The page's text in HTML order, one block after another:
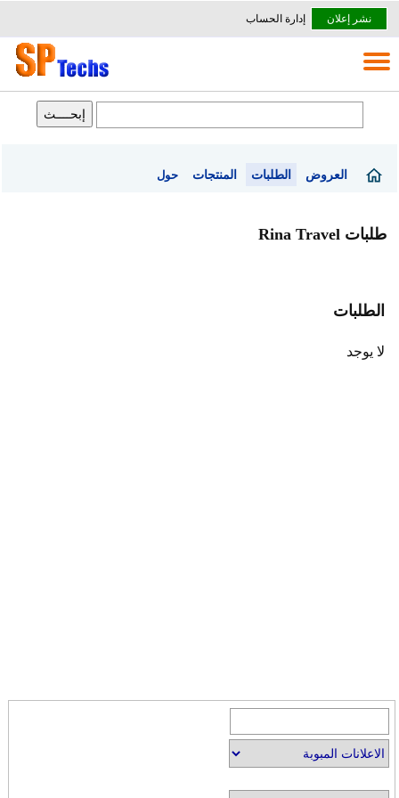
نشر إعلان إدارة الحساب
العروض الطلبات المنتجات حول
طلبات Rina Travel
الطلبات
لا يوجد